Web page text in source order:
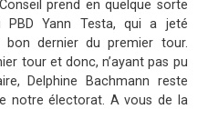
prend en quelque sorte
PBD Yann Testa, qui a jeté
bon dernier du premier tour.
tour et donc, n’ayant pas pu
Delphine Bachmann reste
notre électorat. A vous de la